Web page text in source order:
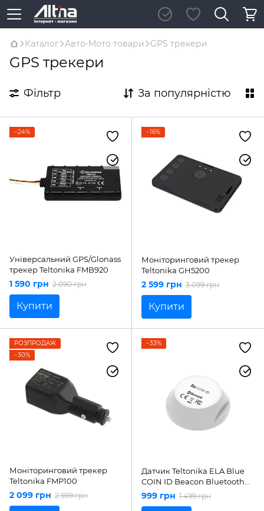
Каталог Авто-Мото товари GPS трекери
GPS трекери
Фільтр За популярністю
−24%
Універсальний GPS/Glonass
трекер Teltonika FMB920
1 590 грн 2 090 грн
Купити
−16%
Моніторинговий трекер
Teltonika GH5200
2 599 грн 3 099 грн
Купити
РОЗПРОДАЖ
−30%
Моніторинговий трекер
Teltonika FMP100
2 099 грн 2 999 грн
−33%
Датчик Teltonika ELA Blue
COIN ID Beacon Bluetooth
PPEX00000770
999 грн 1 499 грн